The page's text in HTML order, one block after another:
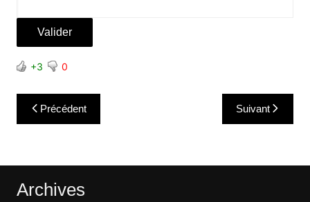
+3 0
Navigation
de
Précédent Suivant
Archives